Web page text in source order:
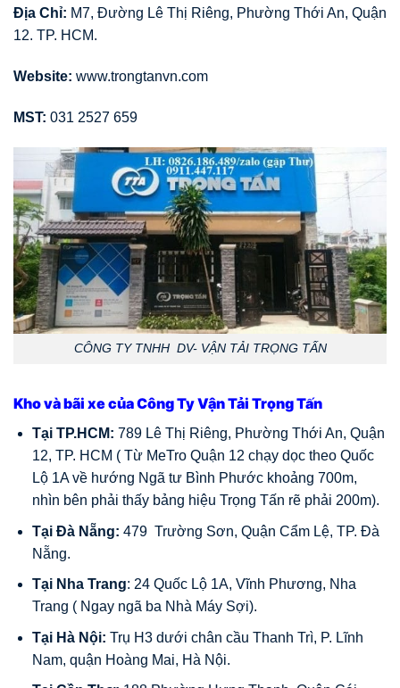
Địa Chỉ: M7, Đường Lê Thị Riêng, Phường Thới An, Quận
12. TP. HCM.
Website: www.trongtanvn.com
MST: 031 2527 659
CÔNG TY TNHH DV- VẬN TẢI TRỌNG TẤN
Kho và bãi xe của Công Ty Vận Tải Trọng Tấn
Tại TP.HCM: 789 Lê Thị Riêng, Phường Thới An, Quận
12, TP. HCM ( Từ MeTro Quận 12 chạy dọc theo Quốc
Lộ 1A về hướng Ngã tư Bình Phước khoảng 700m,
nhìn bên phải thấy bảng hiệu Trọng Tấn rẽ phải 200m).
Tại Đà Nẵng: 479 Trường Sơn, Quận Cẩm Lệ, TP. Đà
Nẵng.
Tại Nha Trang: 24 Quốc Lộ 1A, Vĩnh Phương, Nha
Trang ( Ngay ngã ba Nhà Máy Sợi).
Tại Hà Nội: Trụ H3 dưới chân cầu Thanh Trì, P. Lĩnh
Nam, quận Hoàng Mai, Hà Nội.